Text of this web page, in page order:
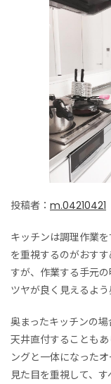
投稿者： m.04210421
キッチンは調理作業
を重視するのがおす
すが、作業する手元
ツヤが良く見えるよ
奥まったキッチンの
天井直付することも
ングと一体になった
見た目を重視して、